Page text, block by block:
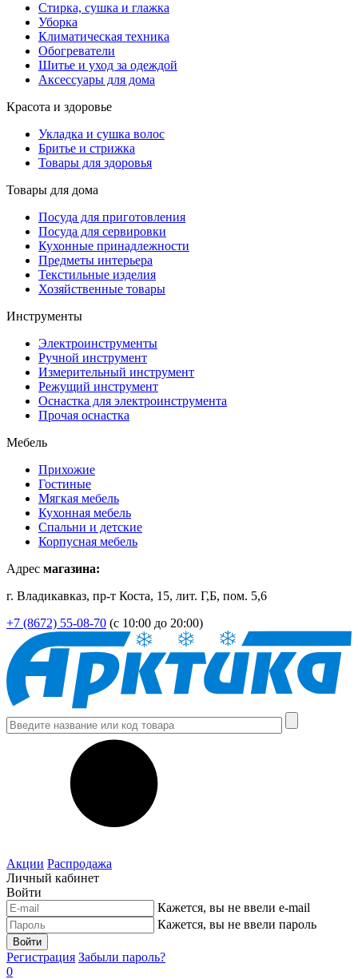
Стирка, сушка и глажка
Уборка
Климатическая техника
Обогреватели
Шитье и уход за одеждой
Аксессуары для дома
Красота и здоровье
Укладка и сушка волос
Бритье и стрижка
Товары для здоровья
Товары для дома
Посуда для приготовления
Посуда для сервировки
Кухонные принадлежности
Предметы интерьера
Текстильные изделия
Хозяйственные товары
Инструменты
Электроинструменты
Ручной инструмент
Измерительный инструмент
Режущий инструмент
Оснастка для электроинструмента
Прочая оснастка
Мебель
Прихожие
Гостиные
Мягкая мебель
Кухонная мебель
Спальни и детские
Корпусная мебель
Адрес магазина:
г. Владикавказ, пр-т Коста, 15, лит. Г,Б, пом. 5,6
+7 (8672) 55-08-70 (с 10:00 до 20:00)
Акции Распродажа
Личный кабинет
Войти
Кажется, вы не ввели e-mail
Кажется, вы не ввели пароль
Войти
Регистрация Забыли пароль?
0